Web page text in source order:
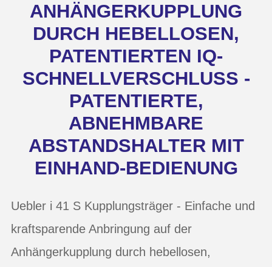
ANHÄNGERKUPPLUNG
DURCH HEBELLOSEN,
PATENTIERTEN IQ-
SCHNELLVERSCHLUSS -
PATENTIERTE,
ABNEHMBARE
ABSTANDSHALTER MIT
EINHAND-BEDIENUNG
Uebler i 41 S Kupplungsträger - Einfache und
kraftsparende Anbringung auf der
Anhängerkupplung durch hebellosen,